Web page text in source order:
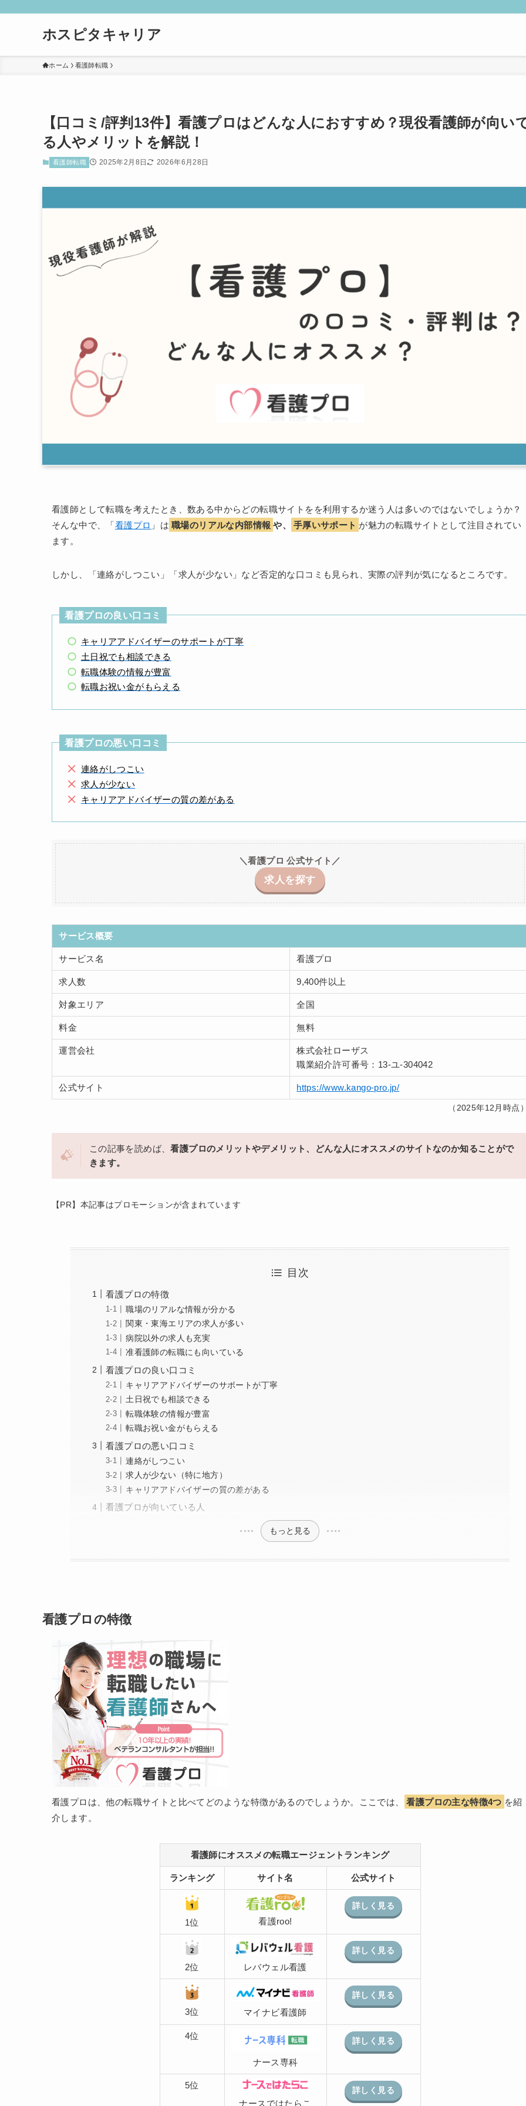
ホスピタキャリア
ホーム 看護師転職
【口コミ/評判13件】看護プロはどんな人におすすめ？現役看護師が向い
る人やメリットを解説！
看護師転職 2025年2月8日 2026年6月28日
看護師として転職を考えたとき、数ある中からどの転職サイトをを利用するか迷う人は多いのではないでしょうか？
そんな中で、「看護プロ 」は 職場のリアルな内部情報 や、 手厚いサポート が魅力の転職サイトとして注目されてい
ます。
しかし、「連絡がしつこい」「求人が少ない」など否定的な口コミも見られ、実際の評判が気になるところです。
看護プロの良い口コミ
キャリアアドバイザーのサポートが丁寧
土日祝でも相談できる
転職体験の情報が豊富
転職お祝い金がもらえる
看護プロの悪い口コミ
連絡がしつこい
求人が少ない
キャリアアドバイザーの質の差がある
＼看護プロ 公式サイト／
求人を探す
サービス概要
サービス名 看護プロ
求人数 9,400件以上
対象エリア 全国
料金 無料
運営会社
株式会社ローザス
職業紹介許可番号：13-ユ-304042
公式サイト https://www.kango-pro.jp/
（2025年12月時点
この記事を読めば、看護プロのメリットやデメリット、どんな人にオススメのサイトなのか知ることがで
きます。
【PR】本記事はプロモーションが含まれています
目次
看護プロの特徴
職場のリアルな情報が分かる
関東・東海エリアの求人が多い
病院以外の求人も充実
准看護師の転職にも向いている
看護プロの良い口コミ
キャリアアドバイザーのサポートが丁寧
土日祝でも相談できる
転職体験の情報が豊富
転職お祝い金がもらえる
看護プロの悪い口コミ
連絡がしつこい
求人が少ない（特に地方）
キャリアアドバイザーの質の差がある
看護プロが向いている人
もっと見る
看護プロの特徴
看護プロは、他の転職サイトと比べてどのような特徴があるのでしょうか。ここでは、 看護プロの主な特徴4つ を紹
介します。
看護師にオススメの転職エージェントランキング
ランキング サイト名 公式サイト
1位 看護roo!
詳しく見る
2位 レバウェル看護
詳しく見る
3位 マイナビ看護師
詳しく見る
4位
ナース専科
詳しく見る
5位
ナースではたらこ
詳しく見る